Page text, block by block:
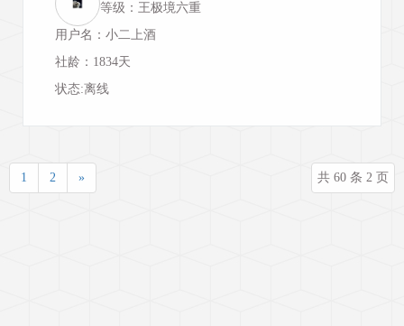
等级：王极境六重
用户名：小二上酒
社龄：1834天
状态:离线
1 2 » 共 60 条 2 页